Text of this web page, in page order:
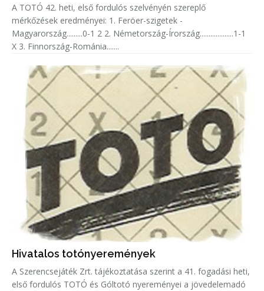
A TOTÓ 42. heti, első fordulós szelvényén szereplő
mérkőzések eredményei: 1. Feröer-szigetek -
Magyarország.........0-1 2 2. Németország-Írország...................1-1
X 3. Finnország-Románia.......
Hivatalos totónyeremények
A Szerencsejáték Zrt. tájékoztatása szerint a 41. fogadási heti,
első fordulós TOTÓ és Góltotó nyereményei a jövedelemadó